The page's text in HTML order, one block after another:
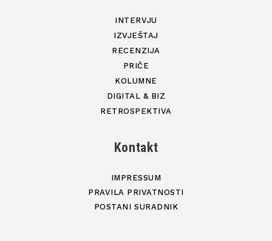
INTERVJU
IZVJEŠTAJ
RECENZIJA
PRIČE
KOLUMNE
DIGITAL & BIZ
RETROSPEKTIVA
Kontakt
IMPRESSUM
PRAVILA PRIVATNOSTI
POSTANI SURADNIK